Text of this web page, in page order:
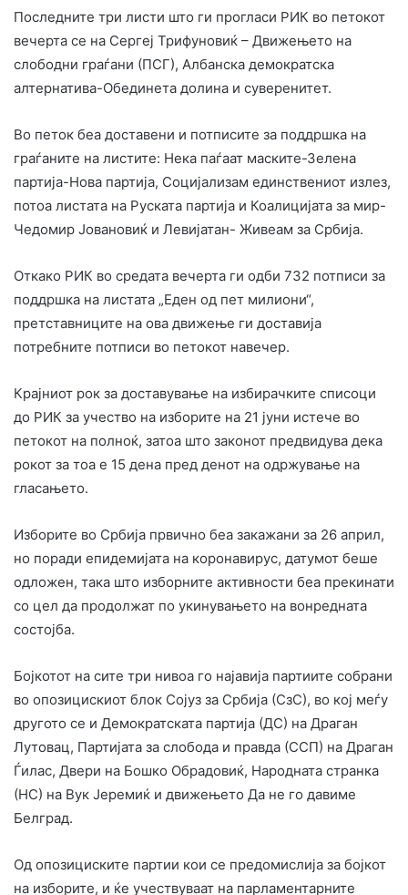
Последните три листи што ги прогласи РИК во петокот
вечерта се на Сергеј Трифуновиќ – Движењето на
слободни граѓани (ПСГ), Албанска демократска
алтернатива-Обединета долина и суверенитет.
Во петок беа доставени и потписите за поддршка на
граѓаните на листите: Нека паѓаат маските-Зелена
партија-Нова партија, Социјализам единствениот излез,
потоа листата на Руската партија и Коалицијата за мир-
Чедомир Јовановиќ и Левијатан- Живеам за Србија.
Откако РИК во средата вечерта ги одби 732 потписи за
поддршка на листата „Еден од пет милиони“,
претставниците на ова движење ги доставија
потребните потписи во петокот навечер.
Крајниот рок за доставување на избирачките списоци
до РИК за учество на изборите на 21 јуни истече во
петокот на полноќ, затоа што законот предвидува дека
рокот за тоа е 15 дена пред денот на одржување на
гласањето.
Изборите во Србија првично беа закажани за 26 април,
но поради епидемијата на коронавирус, датумот беше
одложен, така што изборните активности беа прекинати
со цел да продолжат по укинувањето на вонредната
состојба.
Бојкотот на сите три нивоа го најавија партиите собрани
во опозицискиот блок Сојуз за Србија (СзС), во кој меѓу
другото се и Демократската партија (ДС) на Драган
Лутовац, Партијата за слобода и правда (ССП) на Драган
Ѓилас, Двери на Бошко Обрадовиќ, Народната странка
(НС) на Вук Јеремиќ и движењето Да не го давиме
Белград.
Од опозициските партии кои се предомислија за бојкот
на изборите, и ќе учествуваат на парламентарните